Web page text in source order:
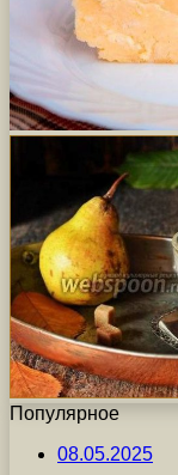
Популярное
08.05.2025